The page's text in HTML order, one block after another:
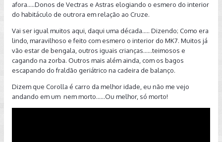
afora.....Donos de Vectras e Astras elogiando o esmero do interior
do habitáculo de outrora em relação ao Cruze.
Vai ser igual muitos aqui, daqui uma década..... Dizendo; Como era
lindo, maravilhoso e feito com esmero o interior do MK7. Muitos já
vão estar de bengala, outros iguais crianças......teimosos e
cagando na zorba. Outros mais além ainda, com os bagos
escapando do fraldão geriátrico na cadeira de balanço.
Dizem que Corolla é carro da melhor idade, eu não me vejo
andando em um nem morto......Ou melhor, só morto!